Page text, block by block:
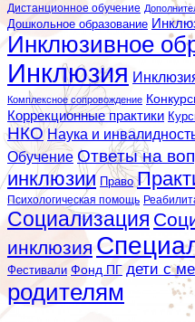
Дистанционное обучение
Дошкольное образование
Инклюзивное
Инклюзия
Комплексное сопровождение
Коррекционные практики
НКО Наука и
Обучение Ответы на
инклюзии Право
Психологическая помощь
Социализация
инклюзия
Фестивали Фонд ПГ дети с
родителям